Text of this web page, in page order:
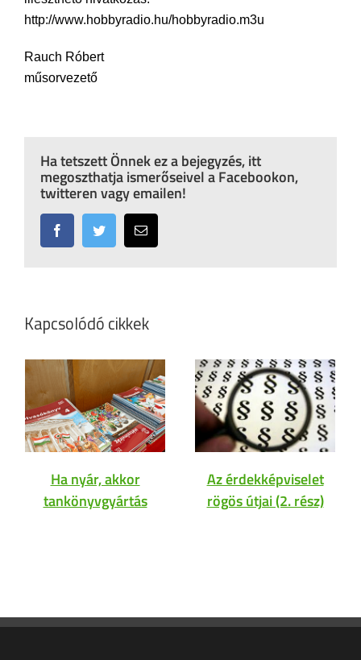
http://www.hobbyradio.hu/hobbyradio.m3u
Rauch Róbert
műsorvezető
Ha tetszett Önnek ez a bejegyzés, itt
megoszthatja ismerőseivel a Facebookon,
twitteren vagy emailen!
FacebookTwitter Email:
Kapcsolódó cikkek
Ha nyár, akkor
tankönyvgyártás
Az érdekképviselet
rögös útjai (2. rész)